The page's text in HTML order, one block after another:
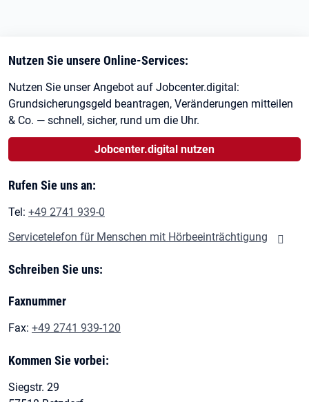
Nutzen Sie unsere Online-Services:
Nutzen Sie unser Angebot auf Jobcenter.digital:
Grundsicherungsgeld beantragen, Veränderungen mitteilen
& Co. — schnell, sicher, rund um die Uhr.
Jobcenter.digital nutzen
Rufen Sie uns an:
Tel: +49 2741 939-0
Servicetelefon für Menschen mit Hörbeeinträchtigung
Schreiben Sie uns:
Faxnummer
Fax: +49 2741 939-120
Kommen Sie vorbei:
Siegstr. 29